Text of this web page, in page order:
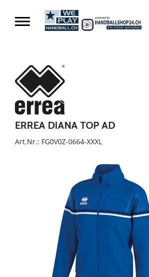
ERREA DIANA TOP AD
Art.Nr.: FG0V0Z-0664-XXXL